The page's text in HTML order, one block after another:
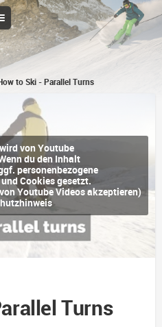
to Ski - Parallel Turns
von Youtube
du den Inhalt
personenbezogene
Cookies gesetzt.
Youtube Videos akzeptieren)
Turns